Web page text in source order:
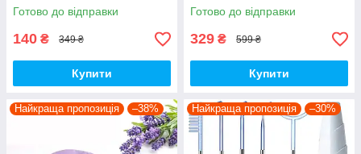
Готово до відправки
140 ₴ 349 ₴
Купити
Готово до відправки
329 ₴ 599 ₴
Купити
Найкраща пропозиція –38% Найкраща пропозиція –30%